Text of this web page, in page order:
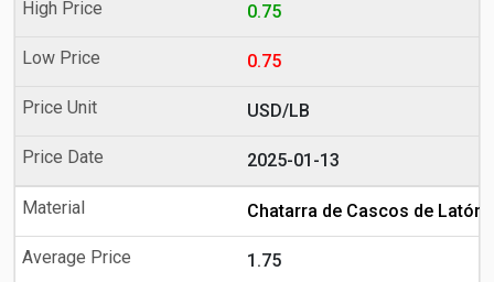
0.75
0.75
USD/LB
2025-01-13
Chatarra de Cascos de Latón
1.75